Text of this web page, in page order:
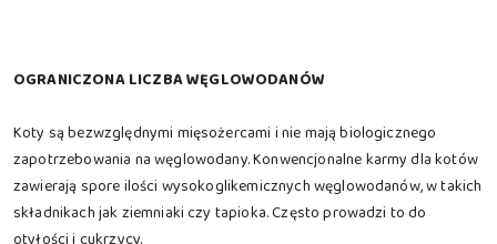
OGRANICZONA LICZBA WĘGLOWODANÓW
Koty są bezwzględnymi mięsożercami i nie mają biologicznego
zapotrzebowania na węglowodany. Konwencjonalne karmy dla kotów
zawierają spore ilości wysokoglikemicznych węglowodanów, w takich
składnikach jak ziemniaki czy tapioka. Często prowadzi to do